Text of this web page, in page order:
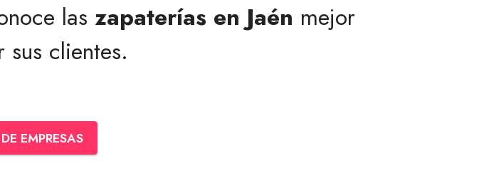
las zapaterías en Jaén mejor
sus clientes.
EMPRESAS